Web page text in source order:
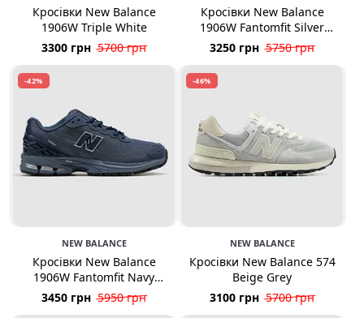
Кросівки New Balance
1906W Triple White
3300 грн 5700 грн
Кросівки New Balance
1906W Fantomfit Silver
Metallic
3250 грн 5750 грн
-42%
NEW BALANCE
Кросівки New Balance
1906W Fantomfit Navy
Eclipse
3450 грн 5950 грн
-46%
NEW BALANCE
Кросівки New Balance 574
Beige Grey
3100 грн 5700 грн